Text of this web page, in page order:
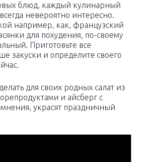
блюд, каждый кулинарный
невероятно интересно.
например, как, французский
для похудения, по-своему
Приготовьте все
закуски и определите своего
для своих родных салат из
и айсберг с
украсят праздничный